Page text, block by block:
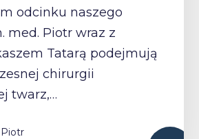
odcinku naszego
med. Piotr wraz z
Tatarą podejmują
chirurgii
twarz,…